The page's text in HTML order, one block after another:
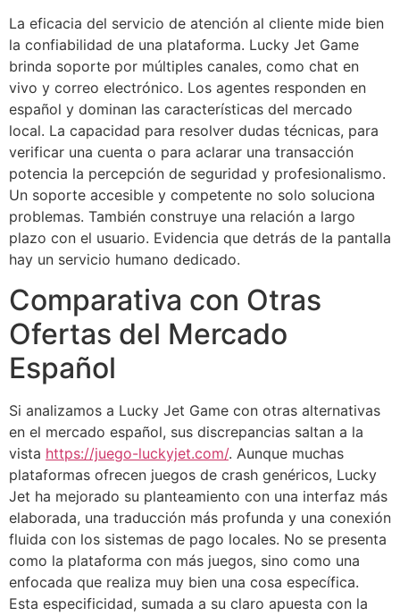
La eficacia del servicio de atención al cliente mide bien
la confiabilidad de una plataforma. Lucky Jet Game
brinda soporte por múltiples canales, como chat en
vivo y correo electrónico. Los agentes responden en
español y dominan las características del mercado
local. La capacidad para resolver dudas técnicas, para
verificar una cuenta o para aclarar una transacción
potencia la percepción de seguridad y profesionalismo.
Un soporte accesible y competente no solo soluciona
problemas. También construye una relación a largo
plazo con el usuario. Evidencia que detrás de la pantalla
hay un servicio humano dedicado.
Comparativa con Otras
Ofertas del Mercado
Español
Si analizamos a Lucky Jet Game con otras alternativas
en el mercado español, sus discrepancias saltan a la
vista https://juego-luckyjet.com/. Aunque muchas
plataformas ofrecen juegos de crash genéricos, Lucky
Jet ha mejorado su planteamiento con una interfaz más
elaborada, una traducción más profunda y una conexión
fluida con los sistemas de pago locales. No se presenta
como la plataforma con más juegos, sino como una
enfocada que realiza muy bien una cosa específica.
Esta especificidad, sumada a su claro apuesta con la